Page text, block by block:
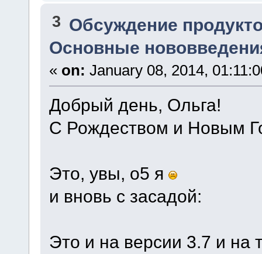
3 Обсуждение
Основные
« on: January 08, 2014,
Добрый день, Ольга!
С Рождеством и Новым
Это, увы, о5 я
и вновь с засадой:
Это и на версии 3.7 и на